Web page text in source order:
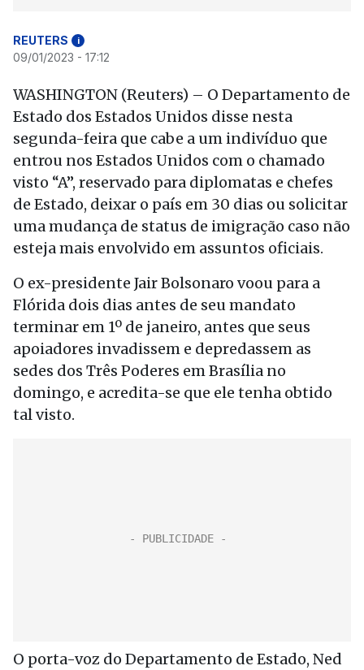
REUTERS i
09/01/2023 - 17:12
WASHINGTON (Reuters) – O Departamento de
Estado dos Estados Unidos disse nesta
segunda-feira que cabe a um indivíduo que
entrou nos Estados Unidos com o chamado
visto “A”, reservado para diplomatas e chefes
de Estado, deixar o país em 30 dias ou solicitar
uma mudança de status de imigração caso não
esteja mais envolvido em assuntos oficiais.
O ex-presidente Jair Bolsonaro voou para a
Flórida dois dias antes de seu mandato
terminar em 1º de janeiro, antes que seus
apoiadores invadissem e depredassem as
sedes dos Três Poderes em Brasília no
domingo, e acredita-se que ele tenha obtido
tal visto.
O porta-voz do Departamento de Estado, Ned